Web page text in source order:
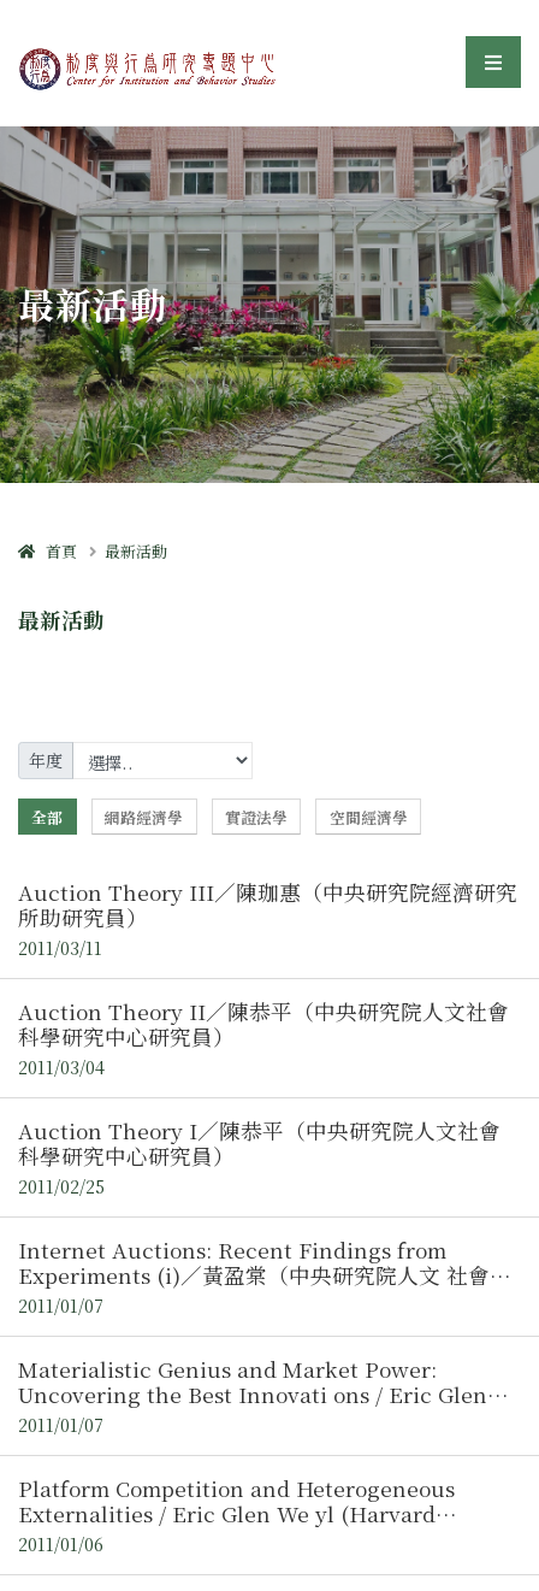
制度與行為研究專題中選
:::
最新活動
首頁 最新活動
最新活動
年度
全部 網路經濟學 實證法學 空間經濟學
Auction Theory III／陳珈惠（中央研究院經濟研究
所助研究員）
2011/03/11
Auction Theory II／陳恭平（中央研究院人文社會
科學研究中心研究員）
2011/03/04
Auction Theory I／陳恭平（中央研究院人文社會
科學研究中心研究員）
2011/02/25
Internet Auctions: Recent Findings from
Experiments (i)／黃盈棠（中央研究院人文 社會科
學研究中心博士後研究人員）
2011/01/07
Materialistic Genius and Market Power:
Uncovering the Best Innovati ons / Eric Glen
Weyl (Harvard University)
2011/01/07
Platform Competition and Heterogeneous
Externalities / Eric Glen We yl (Harvard
University)
2011/01/06